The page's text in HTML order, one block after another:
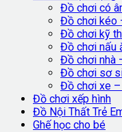
Đồ chơi có
Đồ chơi kéo
Đồ chơi kỹ
Đồ chơi nấu
Đồ chơi nhà
Đồ chơi sơ
Đồ chơi xe
Đồ chơi xếp hình
Đồ Nội Thất Trẻ
Ghế học cho bé